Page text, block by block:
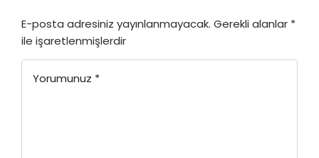
E-posta adresiniz yayınlanmayacak. Gerekli alanlar *
ile işaretlenmişlerdir
Yorumunuz *